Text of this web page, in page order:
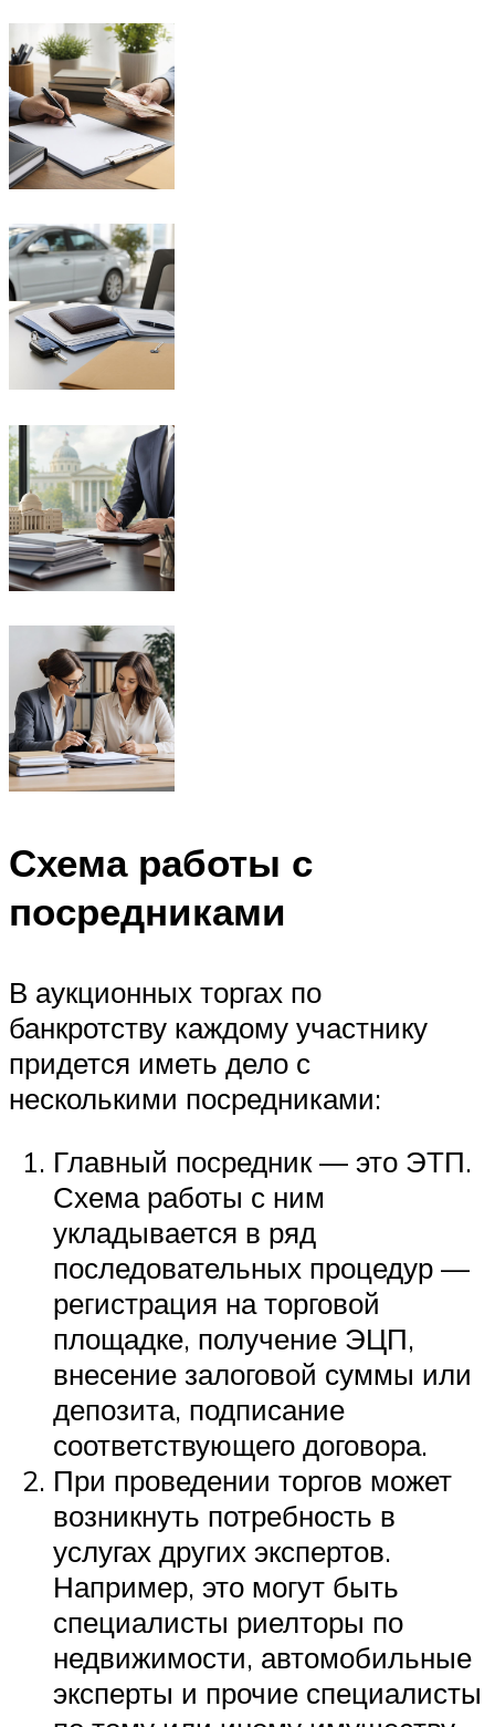
Схема работы с
посредниками
В аукционных торгах по
банкротству каждому участнику
придется иметь дело с
несколькими посредниками:
Главный посредник — это ЭТП.
Схема работы с ним
укладывается в ряд
последовательных процедур —
регистрация на торговой
площадке, получение ЭЦП,
внесение залоговой суммы или
депозита, подписание
соответствующего договора.
При проведении торгов может
возникнуть потребность в
услугах других экспертов.
Например, это могут быть
специалисты риелторы по
недвижимости, автомобильные
эксперты и прочие специалисты